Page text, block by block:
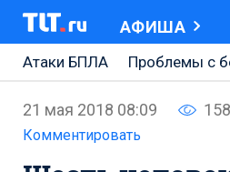
АФИША
Атаки БПЛА
Проблемы с
Ремонт Центральной площади
21 мая 2018 08:09
Комментировать